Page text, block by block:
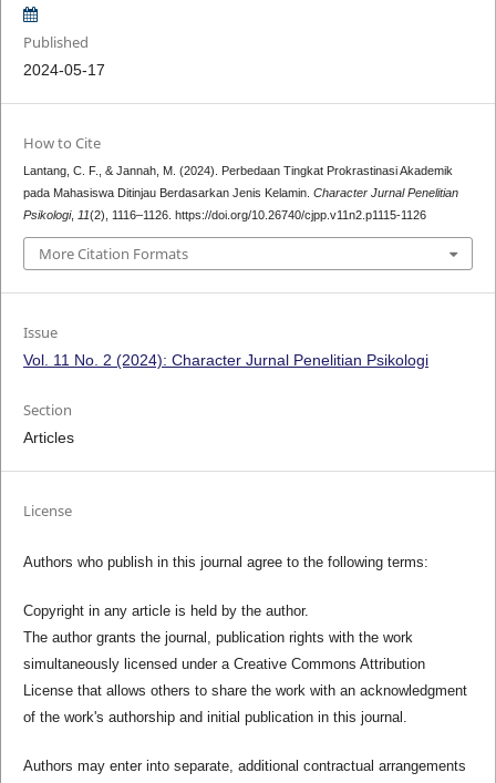
Published
2024-05-17
How to Cite
Lantang, C. F., & Jannah, M. (2024). Perbedaan Tingkat Prokrastinasi Akademik
pada Mahasiswa Ditinjau Berdasarkan Jenis Kelamin. Character Jurnal Penelitian
Psikologi, 11(2), 1116–1126. https://doi.org/10.26740/cjpp.v11n2.p1115-1126
More Citation Formats
Issue
Vol. 11 No. 2 (2024): Character Jurnal Penelitian Psikologi
Section
Articles
License
Authors who publish in this journal agree to the following terms:
Copyright in any article is held by the author.
The author grants the journal, publication rights with the work
simultaneously licensed under a Creative Commons Attribution
License that allows others to share the work with an acknowledgment
of the work's authorship and initial publication in this journal.
Authors may enter into separate, additional contractual arrangements